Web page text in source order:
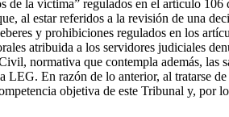
la víctima” regulados en el artículo
al estar referidos a la revisión de una
y prohibiciones regulados en los
atribuida a los servidores judiciales
normativa que contempla además, las
En razón de lo anterior, al tratarse
objetiva de este Tribunal y, por